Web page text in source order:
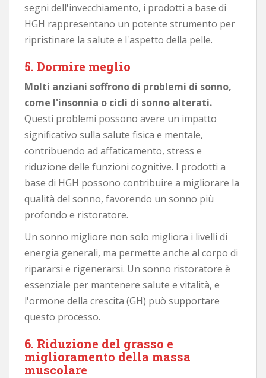
segni dell'invecchiamento, i prodotti a base di
HGH rappresentano un potente strumento per
ripristinare la salute e l'aspetto della pelle.
5. Dormire meglio
Molti anziani soffrono di problemi di sonno,
come l'insonnia o cicli di sonno alterati.
Questi problemi possono avere un impatto
significativo sulla salute fisica e mentale,
contribuendo ad affaticamento, stress e
riduzione delle funzioni cognitive. I prodotti a
base di HGH possono contribuire a migliorare la
qualità del sonno, favorendo un sonno più
profondo e ristoratore.
Un sonno migliore non solo migliora i livelli di
energia generali, ma permette anche al corpo di
ripararsi e rigenerarsi. Un sonno ristoratore è
essenziale per mantenere salute e vitalità, e
l'ormone della crescita (GH) può supportare
questo processo.
6. Riduzione del grasso e
miglioramento della massa
muscolare